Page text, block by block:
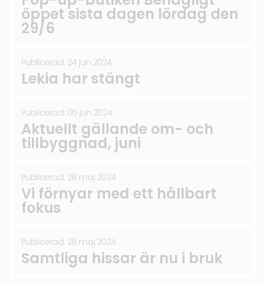
öppet sista dagen lördag den
29/6
Publicerad: 24 jun 2024
Lekia har stängt
Publicerad: 05 jun 2024
Aktuellt gällande om- och
tillbyggnad, juni
Publicerad: 28 maj 2024
Vi förnyar med ett hållbart
fokus
Publicerad: 28 maj 2024
Samtliga hissar är nu i bruk